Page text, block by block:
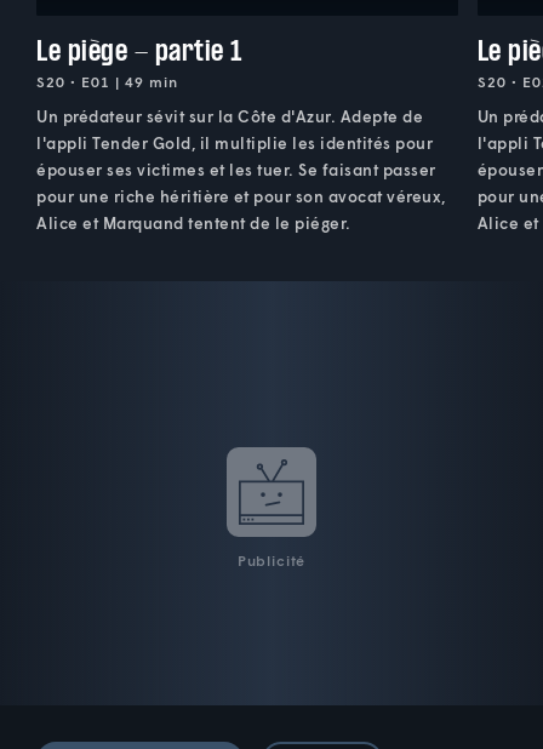
Le piège - partie 1
S20 • E01 | 49 min
Un prédateur sévit sur la Côte d'Azur. Adepte de
l'appli Tender Gold, il multiplie les identités pour
épouser ses victimes et les tuer. Se faisant passer
pour une riche héritière et pour son avocat véreux,
Alice et Marquand tentent de le piéger.
Le
S20 •
Un
l'appli
pour
Alice et
Publicité